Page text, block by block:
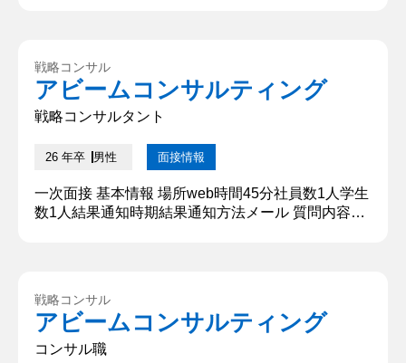
ぜコンサルタントになりたいのか？ コンサルタント
を選んだ理由は2つあります。1つは人と議論をし課
題を解...
戦略コンサル
アビームコンサルティング
戦略コンサルタント
26 年卒 男性 面接情報
一次面接 基本情報 場所web時間45分社員数1人学生
数1人結果通知時期結果通知方法メール 質問内容・
学生時代に力を入れたことは何か 学生時代に力を入
れたのは、カフェのアルバイトです。大学入学から
約2年...
戦略コンサル
アビームコンサルティング
コンサル職